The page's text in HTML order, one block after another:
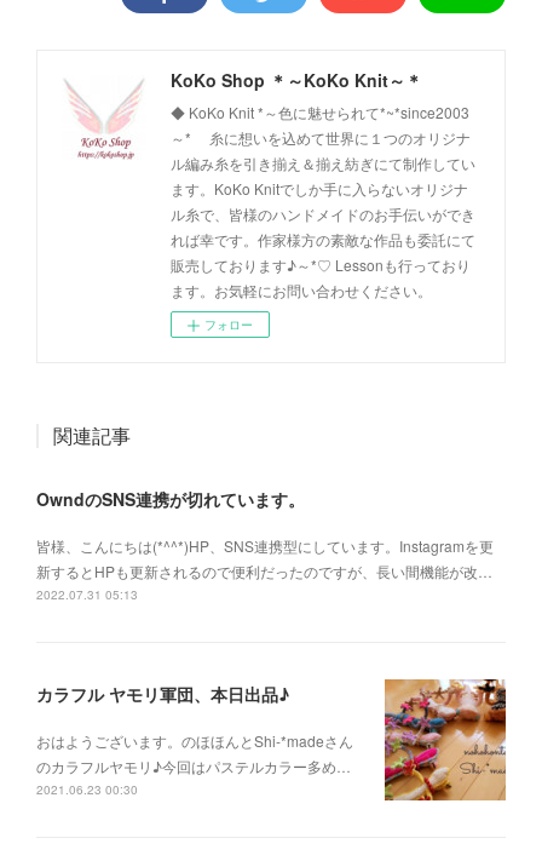
KoKo Shop ＊～KoKo Knit～＊
◆ KoKo Knit *～色に魅せられて*~*since2003
～* 糸に想いを込めて世界に１つのオリジナ
ル編み糸を引き揃え＆揃え紡ぎにて制作してい
ます。KoKo Knitでしか手に入らないオリジナ
ル糸で、皆様のハンドメイドのお手伝いができ
れば幸です。作家様方の素敵な作品も委託にて
販売しております♪～*♡ Lessonも行っており
ます。お気軽にお問い合わせください。
フォロー
関連記事
OwndのSNS連携が切れています。
皆様、こんにちは(*^^*)HP、SNS連携型にしています。Instagramを更
新するとHPも更新されるので便利だったのですが、長い間機能が改…
2022.07.31 05:13
カラフル ヤモリ軍団、本日出品♪
おはようございます。のほほんとShi-*madeさん
のカラフルヤモリ♪今回はパステルカラー多め…
2021.06.23 00:30